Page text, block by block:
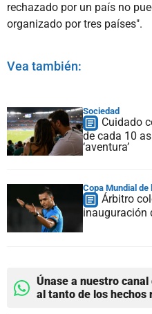
rechazado por un país no
organizado por tres países".
Vea también:
Sociedad
Cuidado
de cada 10
‘aventura’
Copa Mundial de
Árbitro
inauguración
Únase a nuestro
al tanto de los hechos